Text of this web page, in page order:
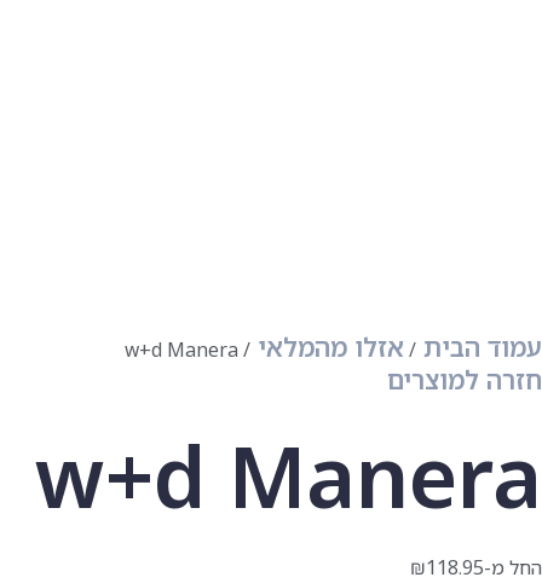
עמוד הבית אזלו מהמלאי w+d Manera
חזרה למוצרים
w+d Manera
החל מ- ₪118.95